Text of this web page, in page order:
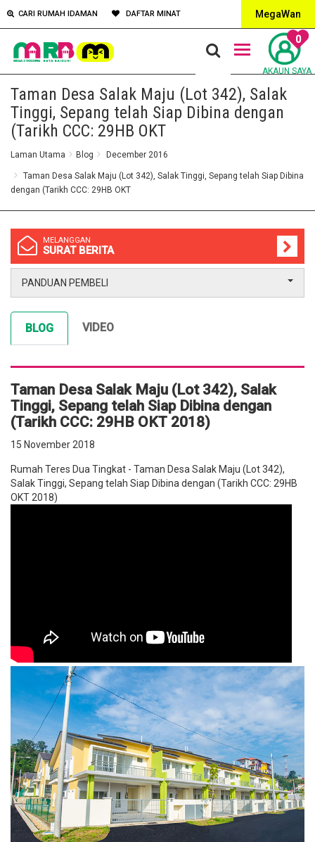
CARI RUMAH IDAMAN DAFTAR MINAT MegaWan
0
AKAUN SAYA
Taman Desa Salak Maju (Lot 342), Salak
Tinggi, Sepang telah Siap Dibina dengan
(Tarikh CCC: 29HB OKT
Laman Utama Blog December 2016
Taman Desa Salak Maju (Lot 342), Salak Tinggi, Sepang telah Siap Dibina
dengan (Tarikh CCC: 29HB OKT
MELANGGAN
SURAT BERITA
PANDUAN PEMBELI
BLOG VIDEO
Taman Desa Salak Maju (Lot 342), Salak
Tinggi, Sepang telah Siap Dibina dengan
(Tarikh CCC: 29HB OKT 2018)
15 November 2018
Rumah Teres Dua Tingkat - Taman Desa Salak Maju (Lot 342),
Salak Tinggi, Sepang telah Siap Dibina dengan (Tarikh CCC: 29HB
OKT 2018)